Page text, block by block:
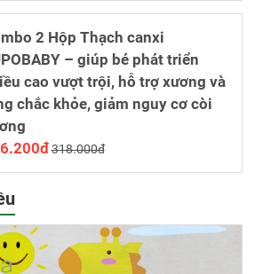
2 Hộp Thạch canxi
– giúp bé phát triển
cao vượt trội, hỗ trợ xương và
chắc khỏe, giảm nguy cơ còi
318.000đ